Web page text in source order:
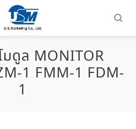
มดูล MONITOR
1 FMM-1 FDM-
1